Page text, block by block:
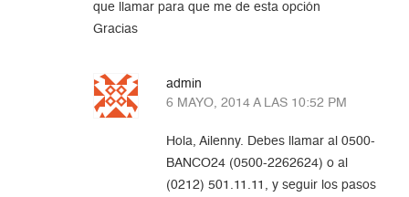
que llamar para que me de esta opción
Gracias
admin
6 MAYO, 2014 A LAS 10:52 PM
Hola, Ailenny. Debes llamar al 0500-
BANCO24 (0500-2262624) o al
(0212) 501.11.11, y seguir los pasos